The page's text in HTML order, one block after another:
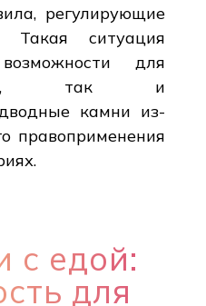
регулирующие
Такая ситуация
для
так и
камни из-
правоприменения
с едой:
для